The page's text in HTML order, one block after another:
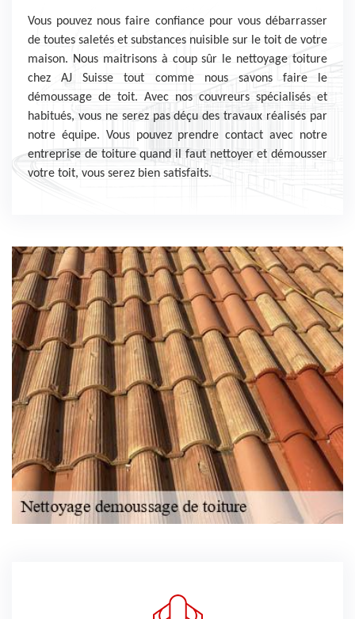
Vous pouvez nous faire confiance pour vous débarrasser
de toutes saletés et substances nuisible sur le toit de votre
maison. Nous maitrisons à coup sûr le nettoyage toiture
chez AJ Suisse tout comme nous savons faire le
démoussage de toit. Avec nos couvreurs spécialisés et
habitués, vous ne serez pas déçu des travaux réalisés par
notre équipe. Vous pouvez prendre contact avec notre
entreprise de toiture quand il faut nettoyer et démousser
votre toit, vous serez bien satisfaits.